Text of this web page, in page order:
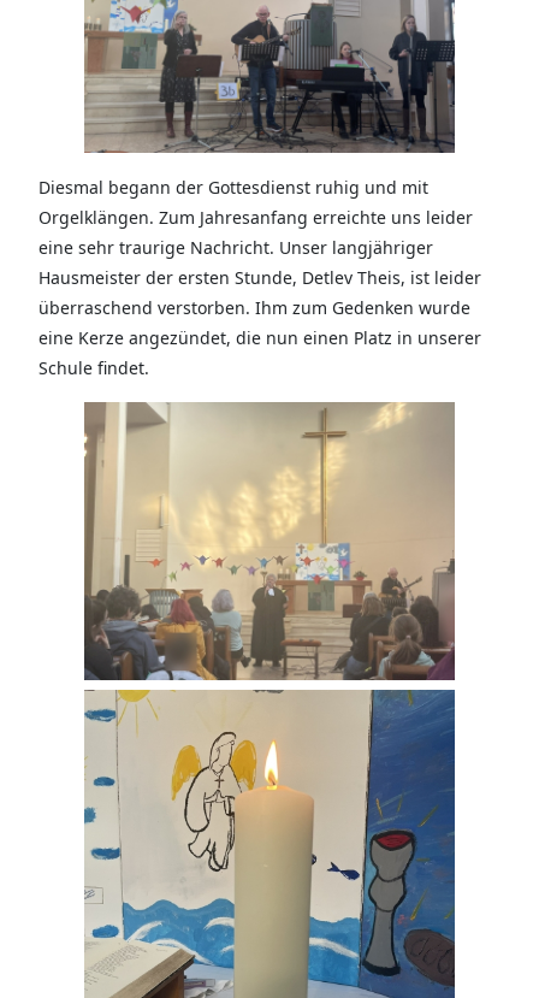
Diesmal begann der Gottesdienst ruhig und mit
Orgelklängen. Zum Jahresanfang erreichte uns leider
eine sehr traurige Nachricht. Unser langjähriger
Hausmeister der ersten Stunde, Detlev Theis, ist leider
überraschend verstorben. Ihm zum Gedenken wurde
eine Kerze angezündet, die nun einen Platz in unserer
Schule findet.